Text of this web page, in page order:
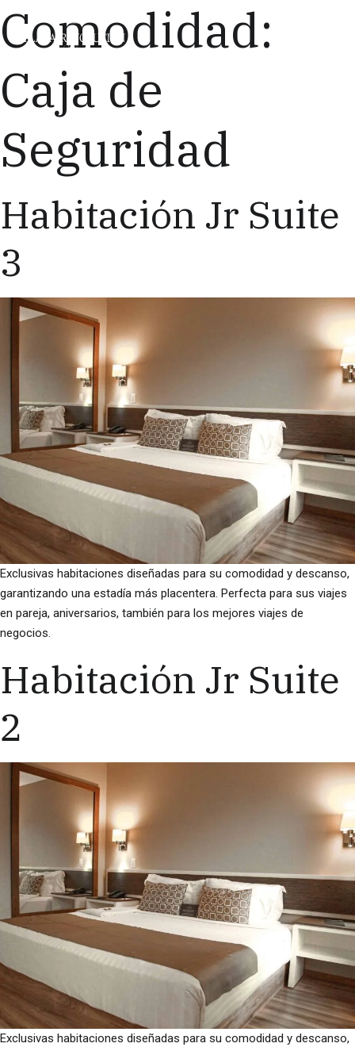
Comodidad:
Caja de
Seguridad
Habitación Jr Suite
3
Exclusivas habitaciones diseñadas para su comodidad y descanso,
garantizando una estadía más placentera. Perfecta para sus viajes
en pareja, aniversarios, también para los mejores viajes de
negocios.
Habitación Jr Suite
2
Exclusivas habitaciones diseñadas para su comodidad y descanso,